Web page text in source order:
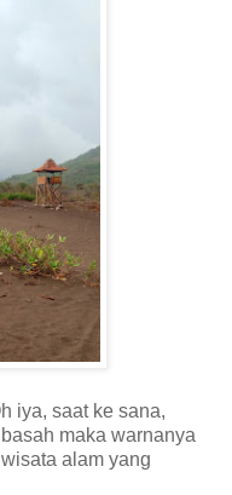
iya, saat ke sana,
maka warnanya
alam yang